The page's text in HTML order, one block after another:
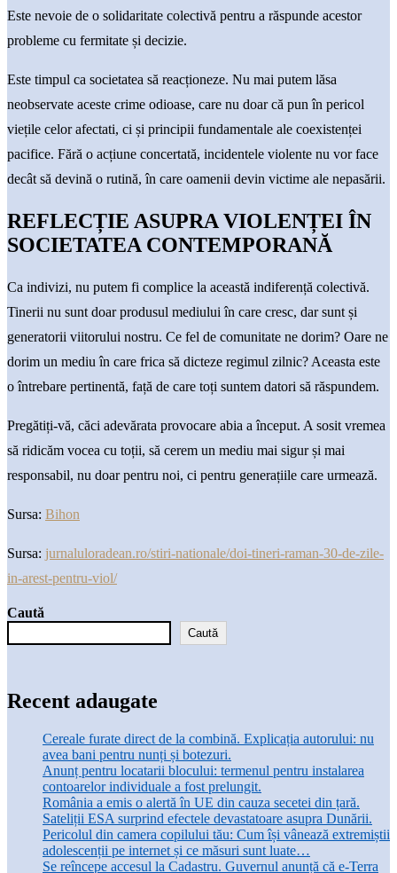
Este nevoie de o solidaritate colectivă pentru a răspunde acestor
probleme cu fermitate și decizie.
Este timpul ca societatea să reacționeze. Nu mai putem lăsa
neobservate aceste crime odioase, care nu doar că pun în pericol
viețile celor afectati, ci și principii fundamentale ale coexistenței
pacifice. Fără o acțiune concertată, incidentele violente nu vor face
decât să devină o rutină, în care oamenii devin victime ale nepasării.
REFLECȚIE ASUPRA VIOLENȚEI ÎN
SOCIETATEA CONTEMPORANĂ
Ca indivizi, nu putem fi complice la această indiferență colectivă.
Tinerii nu sunt doar produsul mediului în care cresc, dar sunt și
generatorii viitorului nostru. Ce fel de comunitate ne dorim? Oare ne
dorim un mediu în care frica să dicteze regimul zilnic? Aceasta este
o întrebare pertinentă, față de care toți suntem datori să răspundem.
Pregătiți-vă, căci adevărata provocare abia a început. A sosit vremea
să ridicăm vocea cu toții, să cerem un mediu mai sigur și mai
responsabil, nu doar pentru noi, ci pentru generațiile care urmează.
Sursa: Bihon
Sursa: jurnaluloradean.ro/stiri-nationale/doi-tineri-raman-30-de-zile-
in-arest-pentru-viol/
Caută
Caută
Recent adaugate
Cereale furate direct de la combină. Explicația autorului: nu
avea bani pentru nunți și botezuri.
Anunț pentru locatarii blocului: termenul pentru instalarea
contoarelor individuale a fost prelungit.
România a emis o alertă în UE din cauza secetei din țară.
Sateliții ESA surprind efectele devastatoare asupra Dunării.
Pericolul din camera copilului tău: Cum își vânează extremiștii
adolescenții pe internet și ce măsuri sunt luate…
Se reîncepe accesul la Cadastru. Guvernul anunță că e-Terra